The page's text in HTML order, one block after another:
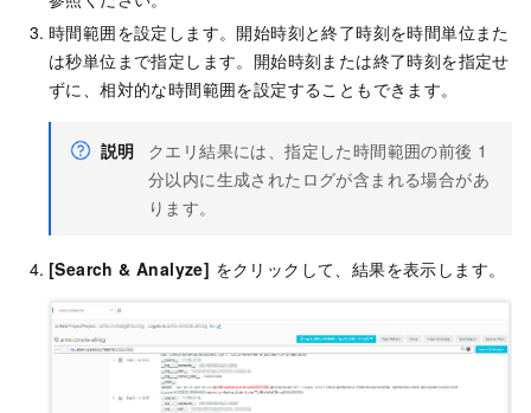
時間範囲を設定します。開始時刻と終了時刻を時間単位また
は秒単位まで指定します。開始時刻または終了時刻を指定せ
ずに、相対的な時間範囲を設定することもできます。
説明
クエリ結果には、指定した時間範囲の前後 1
分以内に生成されたログが含まれる場合があ
ります。
[Search & Analyze] をクリックして、結果を表示します。